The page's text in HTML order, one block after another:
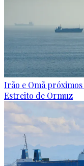
Irão e Omã
Estreito de Ormuz